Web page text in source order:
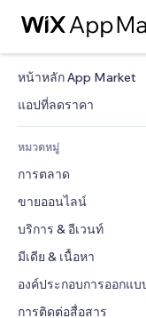
หน้าหลัก App Market
แอปที่ลดราคา
หมวดหมู่
การตลาด
โฆษณา
โทรศัพท์มือถือ
บทวิเคราะห์
โซเชียล
ขายออนไลน์
แอปสำหรับร้านค้า
การจัดส่ง & ส่งมอบสินค้า
ปุ่มการจำหน่าย
คอร์สออนไลน์
บริการ & อีเวนท์
โรงแรม
อีเวนท์
ร้านอาหาร
มีเดีย & เนื้อหา
แกลเลอรี
เพลง
องค์ประกอบการออกแบ
แผนที่  & การนำทาง